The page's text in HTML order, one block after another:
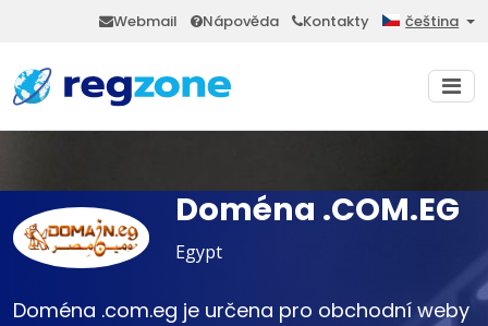
Webmail Nápověda Kontakty čeština
Doména .COM.EG
Egypt
Doména .com.eg je určena pro obchodní weby